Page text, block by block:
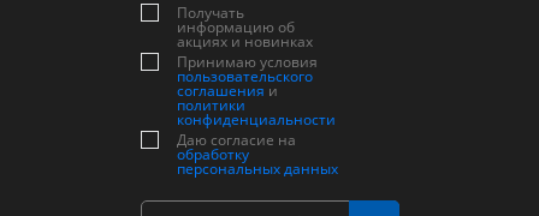
Получать
информацию об
акциях и новинках
Принимаю условия
пользовательского
соглашения и
политики
конфиденциальности
Даю согласие на
обработку
персональных данных